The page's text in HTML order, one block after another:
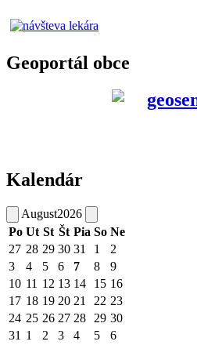
Geoportál obce
Kalendár
August2026
Po Ut St Št Pia So Ne
27 28 29 30 31 1
2
3
4 5 6 7 8
9
10 11 12 13 14 15 16
17 18 19 20 21 22 23
24 25 26 27 28 29 30
31 1 2 3 4 5 6